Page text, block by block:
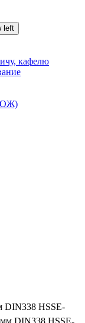
кафелю
DIN338 HSSE-